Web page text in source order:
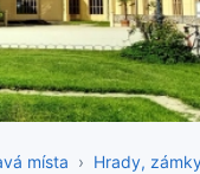
místa Hrady,